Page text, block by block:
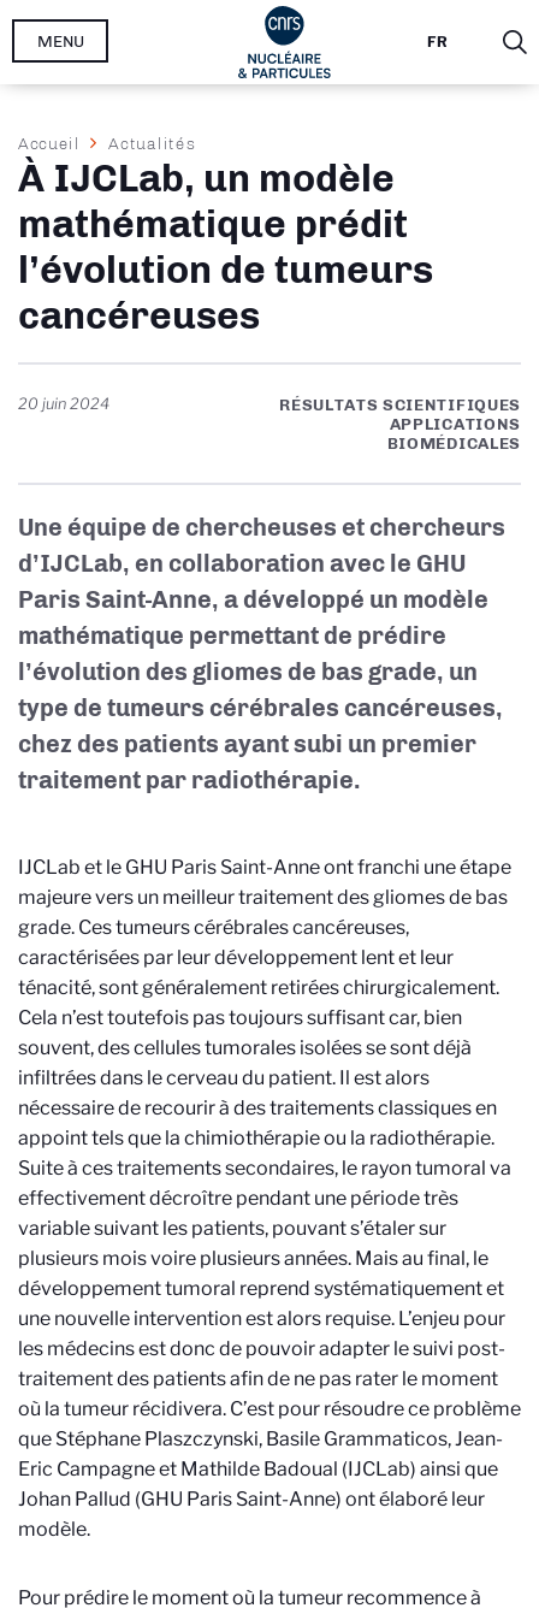
Aller
FR
MENU
Fil
d'Ariane
Accueil Actualités
À IJCLab, un modèle
mathématique prédit
l’évolution de tumeurs
cancéreuses
20 juin 2024
RÉSULTATS SCIENTIFIQUES
APPLICATIONS
BIOMÉDICALES
Une équipe de chercheuses et chercheurs
d’IJCLab, en collaboration avec le GHU
Paris Saint-Anne, a développé un modèle
mathématique permettant de prédire
l’évolution des gliomes de bas grade, un
type de tumeurs cérébrales cancéreuses,
chez des patients ayant subi un premier
traitement par radiothérapie.
IJCLab et le GHU Paris Saint-Anne ont franchi une étape
majeure vers un meilleur traitement des gliomes de bas
grade. Ces tumeurs cérébrales cancéreuses,
caractérisées par leur développement lent et leur
ténacité, sont généralement retirées chirurgicalement.
Cela n’est toutefois pas toujours suffisant car, bien
souvent, des cellules tumorales isolées se sont déjà
infiltrées dans le cerveau du patient. Il est alors
nécessaire de recourir à des traitements classiques en
appoint tels que la chimiothérapie ou la radiothérapie.
Suite à ces traitements secondaires, le rayon tumoral va
effectivement décroître pendant une période très
variable suivant les patients, pouvant s’étaler sur
plusieurs mois voire plusieurs années. Mais au final, le
développement tumoral reprend systématiquement et
une nouvelle intervention est alors requise. L’enjeu pour
les médecins est donc de pouvoir adapter le suivi post-
traitement des patients afin de ne pas rater le moment
où la tumeur récidivera. C’est pour résoudre ce problème
que Stéphane Plaszczynski, Basile Grammaticos, Jean-
Eric Campagne et Mathilde Badoual (IJCLab) ainsi que
Johan Pallud (GHU Paris Saint-Anne) ont élaboré leur
modèle.
Pour prédire le moment où la tumeur recommence à